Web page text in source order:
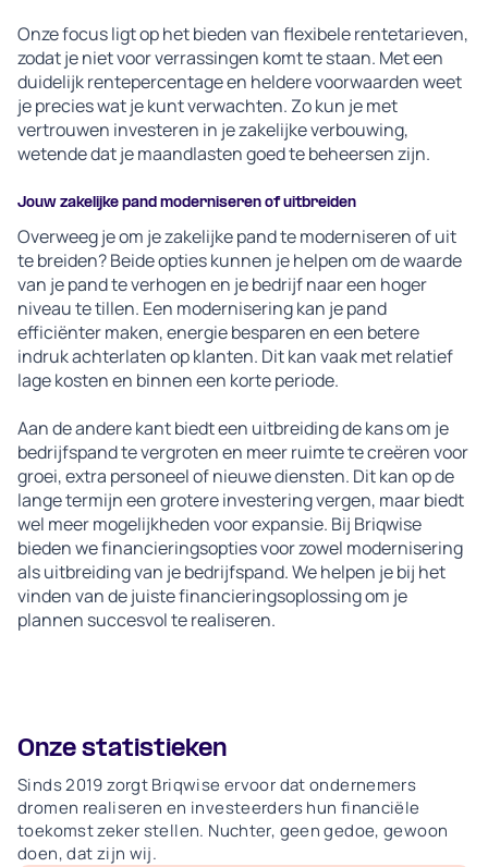
Onze focus ligt op het bieden van flexibele rentetarieven,
zodat je niet voor verrassingen komt te staan. Met een
duidelijk rentepercentage en heldere voorwaarden weet
je precies wat je kunt verwachten. Zo kun je met
vertrouwen investeren in je zakelijke verbouwing,
wetende dat je maandlasten goed te beheersen zijn.
Jouw zakelijke pand moderniseren of uitbreiden
Overweeg je om je zakelijke pand te moderniseren of uit
te breiden? Beide opties kunnen je helpen om de waarde
van je pand te verhogen en je bedrijf naar een hoger
niveau te tillen. Een modernisering kan je pand
efficiënter maken, energie besparen en een betere
indruk achterlaten op klanten. Dit kan vaak met relatief
lage kosten en binnen een korte periode.
Aan de andere kant biedt een uitbreiding de kans om je
bedrijfspand te vergroten en meer ruimte te creëren voor
groei, extra personeel of nieuwe diensten. Dit kan op de
lange termijn een grotere investering vergen, maar biedt
wel meer mogelijkheden voor expansie. Bij Briqwise
bieden we financieringsopties voor zowel modernisering
als uitbreiding van je bedrijfspand. We helpen je bij het
vinden van de juiste financieringsoplossing om je
plannen succesvol te realiseren.
Onze statistieken
Sinds 2019 zorgt Briqwise ervoor dat ondernemers
dromen realiseren en investeerders hun financiële
toekomst zeker stellen. Nuchter, geen gedoe, gewoon
doen, dat zijn wij.